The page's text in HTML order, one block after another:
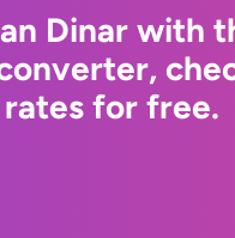
Dinar with
rates for free.